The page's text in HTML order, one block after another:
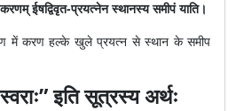
ईषद्विवृत-प्रयत्नेन स्थानस्य समीपं याति।
में करण हल्के खुले प्रयत्न से स्थान के समीप
इति सूत्रस्य अर्थः